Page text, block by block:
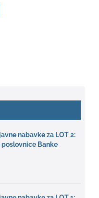
nabavke za LOT 2:
Banke